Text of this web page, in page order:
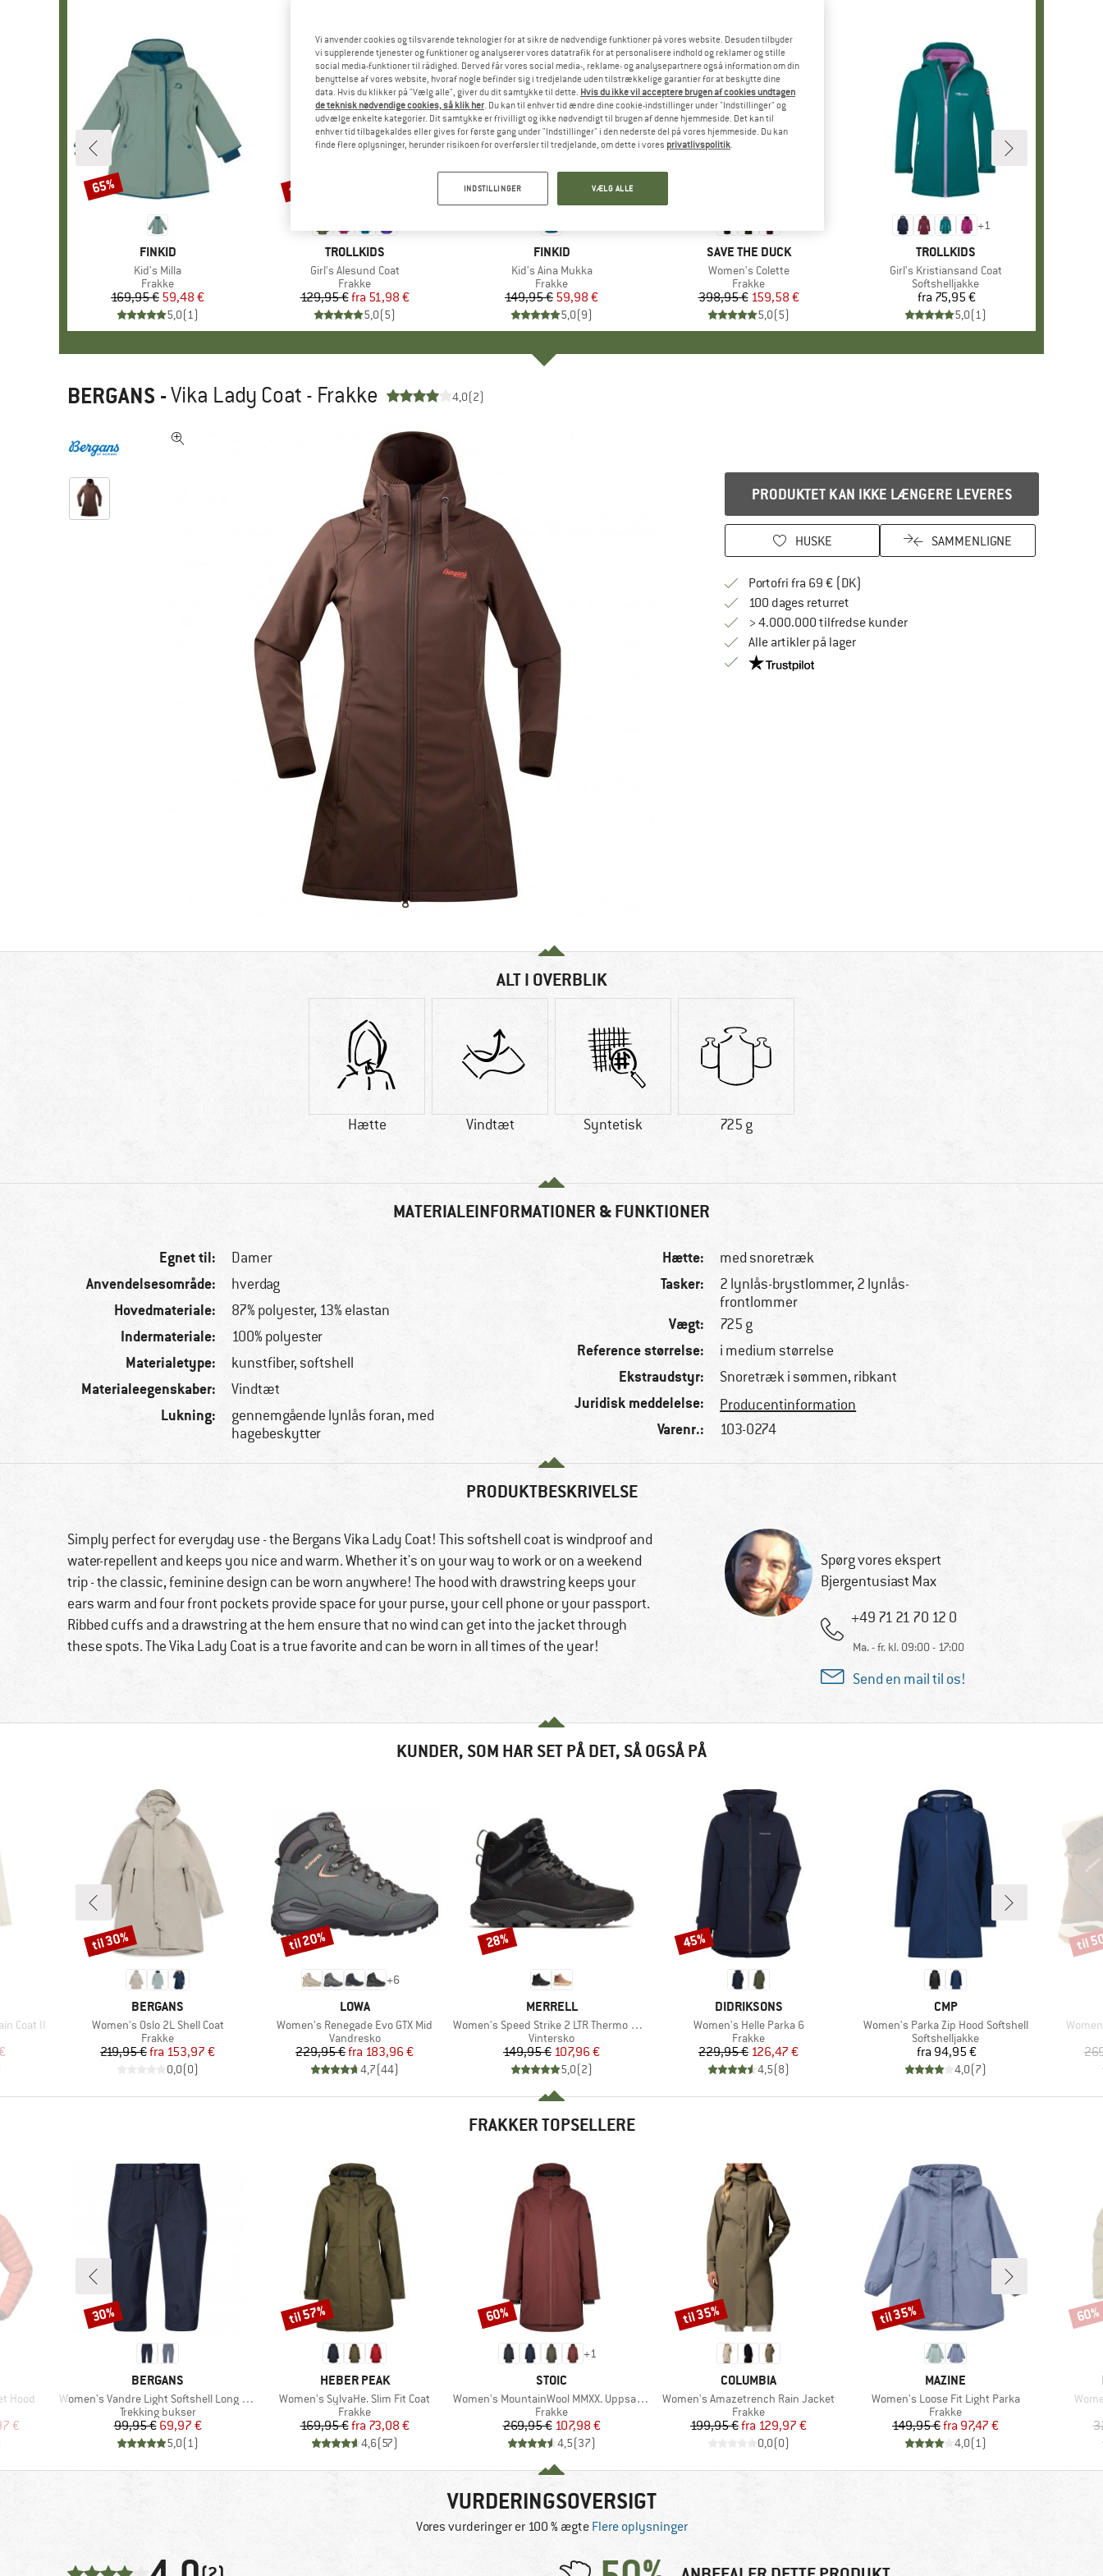
MÆRKE
FINKID
Artikel
Kid's Milla
Produktgruppe
Frakke
Pris
169,95 €Nedsat pris
59,48 €
5,0(1)
Rabat
65%
MÆRKE
TROLLKIDS
Artikel
Girl's Alesund Coat
Produktgruppe
Frakke
Pris
129,95 € Nedsat pris
fra 51,98 €
5,0(5)
Rabat
til 60%
MÆRKE
FINKID
Artikel
Kid's Aina Mukka
Produktgruppe
Frakke
Pris
149,95 €Nedsat pris
59,98 €
5,0(9)
Rabat
60%
MÆRKE
SAVE THE DUCK
Artikel
Women's Colette
Produktgruppe
Frakke
Pris
398,95 €Nedsat pris
159,58 €
5,0(5)
+1
MÆRKE
TROLLKIDS
Artikel
Girl's Kristiansand Coat
Produktgruppe
Softshelljakke
Pris
fra 75,95 €
5,0(1)
BERGANS -Vika Lady Coat - Frakke 4,0(2)
PRODUKTET KAN IKKE LÆNGERE LEVERES
HUSKE SAMMENLIGNE
Portofri fra 69 € (DK)
100 dages returretGå til returretten her Åbnes i en infoboks
> 4.000.000 tilfredse kunder
Alle artikler på lager
Vi er Trustpilot-certificeret - oplysningerne får du
ALT I OVERBLIK
Hætte Vindtæt Syntetisk 725 g
MATERIALEINFORMATIONER & FUNKTIONER
Egnet til: Damer
Anvendelsesområde: hverdag
Hovedmateriale: 87% polyester, 13% elastan
Indermateriale: 100% polyester
Materialetype: kunstfiber, softshell
Materialeegenskaber: Vindtæt
Lukning:
gennemgående lynlås foran, med
hagebeskytter
Hætte: med snoretræk
Tasker:
2 lynlås-brystlommer, 2 lynlås-
frontlommer
Vægt: 725 g
Reference størrelse: i medium størrelse
Ekstraudstyr: Snoretræk i sømmen, ribkant
Juridisk meddelelse: Producentinformation
Varenr.: 103-0274
PRODUKTBESKRIVELSE
Simply perfect for everyday use - the Bergans Vika Lady Coat! This softshell coat is windproof and
water-repellent and keeps you nice and warm. Whether it's on your way to work or on a weekend
trip - the classic, feminine design can be worn anywhere! The hood with drawstring keeps your
ears warm and four front pockets provide space for your purse, your cell phone or your passport.
Ribbed cuffs and a drawstring at the hem ensure that no wind can get into the jacket through
these spots. The Vika Lady Coat is a true favorite and can be worn in all times of the year!
Spørg vores ekspert
Bjergentusiast Max
+49 71 21 70 12 0
Ma. - fr. kl. 09:00 - 17:00
Send en mail til os!
KUNDER, SOM HAR SET PÅ DET, SÅ OGSÅ PÅ
Coat II
MÆRKE
BERGANS
Artikel
Women's Oslo 2L Shell Coat
Produktgruppe
Frakke
Pris
219,95 € Nedsat pris
fra 153,97 €
0,0(0)
Rabat
til 30%
+6
MÆRKE
LOWA
Artikel
Women's Renegade Evo GTX Mid
Produktgruppe
Vandresko
Pris
229,95 € Nedsat pris
fra 183,96 €
4,7(44)
Rabat
til 20%
MÆRKE
MERRELL
Artikel
Women's Speed Strike 2 LTR Thermo Mid WP
Produktgruppe
Vintersko
Pris
149,95 €Nedsat pris
107,96 €
5,0(2)
Rabat
28%
MÆRKE
DIDRIKSONS
Artikel
Women's Helle Parka 6
Produktgruppe
Frakke
Pris
229,95 €Nedsat pris
126,47 €
4,5(8)
Rabat
45%
MÆRKE
CMP
Artikel
Women's Parka Zip Hood Softshell
Produktgruppe
Softshelljakke
Pris
fra 94,95 €
4,0(7)
Artikel
Rabat
til
FRAKKER TOPSELLERE
Hood
€
MÆRKE
BERGANS
Artikel
Women's Vandre Light Softshell Long Shorts
Produktgruppe
Trekking bukser
Pris
99,95 €Nedsat pris
69,97 €
5,0(1)
Rabat
30%
MÆRKE
HEBER PEAK
Artikel
Women's SylvaHe. Slim Fit Coat
Produktgruppe
Frakke
Pris
169,95 € Nedsat pris
fra 73,08 €
4,6(57)
Rabat
til 57%
+1
MÆRKE
STOIC
Artikel
Women's MountainWool MMXX. Uppsala Coat
Produktgruppe
Frakke
Pris
269,95 €Nedsat pris
107,98 €
4,5(37)
Rabat
60%
MÆRKE
COLUMBIA
Artikel
Women's Amazetrench Rain Jacket
Produktgruppe
Frakke
Pris
199,95 € Nedsat pris
fra 129,97 €
0,0(0)
Rabat
til 35%
MÆRKE
MAZINE
Artikel
Women's Loose Fit Light Parka
Produktgruppe
Frakke
Pris
149,95 € Nedsat pris
fra 97,47 €
4,0(1)
Rabat
til 35%
Artikel
Rabat
60%
VURDERINGSOVERSIGT
Vores vurderinger er 100 % ægte Flere oplysninger
Vi anvender cookies og tilsvarende teknologier for at sikre de nødvendige funktioner på vores website. Desuden tilbyder
vi supplerende tjenester og funktioner og analyserer vores datatrafik for at personalisere indhold og reklamer og stille
social media-funktioner til rådighed. Derved får vores social media-, reklame- og analysepartnere også information om din
benyttelse af vores website, hvoraf nogle befinder sig i tredjelande uden tilstrækkelige garantier for at beskytte dine
data. Hvis du klikker på "Vælg alle", giver du dit samtykke til dette. Hvis du ikke vil acceptere brugen af cookies undtagen
de teknisk nødvendige cookies, så klik her. Du kan til enhver tid ændre dine cookie-indstillinger under "Indstillinger" og
udvælge enkelte kategorier. Dit samtykke er frivilligt og ikke nødvendigt til brugen af denne hjemmeside. Det kan til
enhver tid tilbagekaldes eller gives for første gang under "Indstillinger" i den nederste del på vores hjemmeside. Du kan
finde flere oplysninger, herunder risikoen for overførsler til tredjelande, om dette i vores privatlivspolitik.
INDSTILLINGER VÆLG ALLE